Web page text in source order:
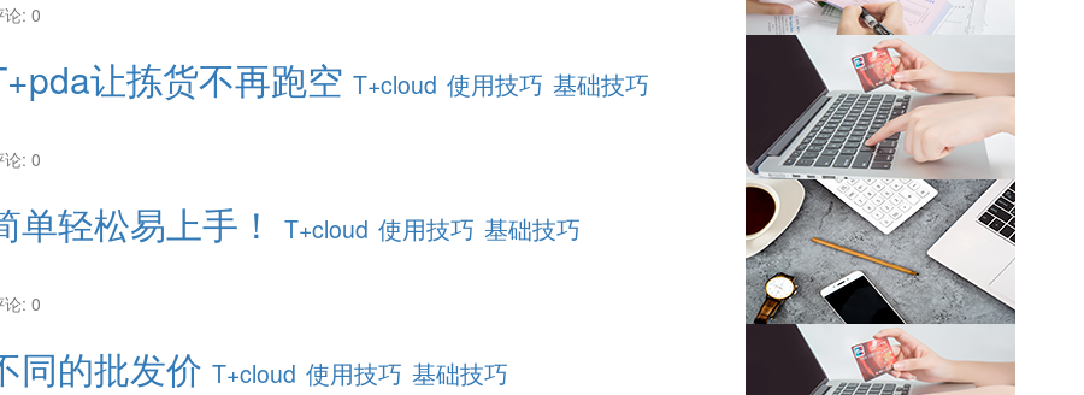
论: 0
让拣货不再跑空 T+cloud 使用技巧 基础技巧
论: 0
轻松易上手！ T+cloud 使用技巧 基础技巧
论: 0
同的批发价 T+cloud 使用技巧 基础技巧